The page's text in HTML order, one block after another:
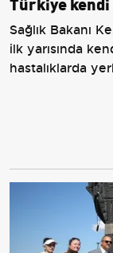
Sağlık Bakanı
ilk yarısında
hastalıklarda